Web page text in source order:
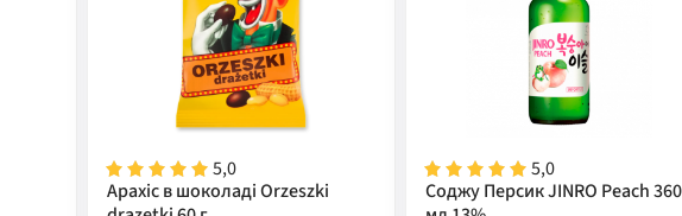
5,0
Арахіс в шоколаді Orzeszki
5,0
Соджу Персик JINRO Peach 360